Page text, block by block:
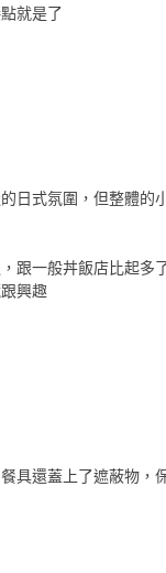
就是了
日式氛圍，但整體的
跟一般丼飯店比起多
興趣
具還蓋上了遮蔽物，